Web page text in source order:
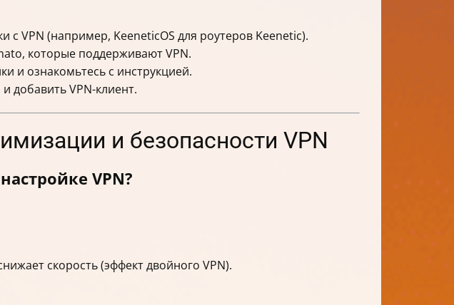
VPN (например, KeeneticOS для роутеров Keenetic).
которые поддерживают VPN.
и ознакомьтесь с инструкцией.
добавить VPN-клиент.
и безопасности VPN
VPN?
скорость (эффект двойного VPN).